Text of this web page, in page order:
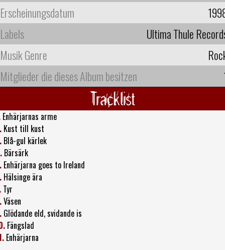
Erscheinungsdatum
Labels
Ultima Thule
Musik Genre
Mitglieder die dieses Album besitzen
Tracklist
Enhärjarnas arme
Kust till kust
Blå-gul kärlek
Bärsärk
Enhärjarna goes to Ireland
Hälsinge ära
Tyr
Väsen
Glödande eld, svidande is
Fängslad
Enhärjarna